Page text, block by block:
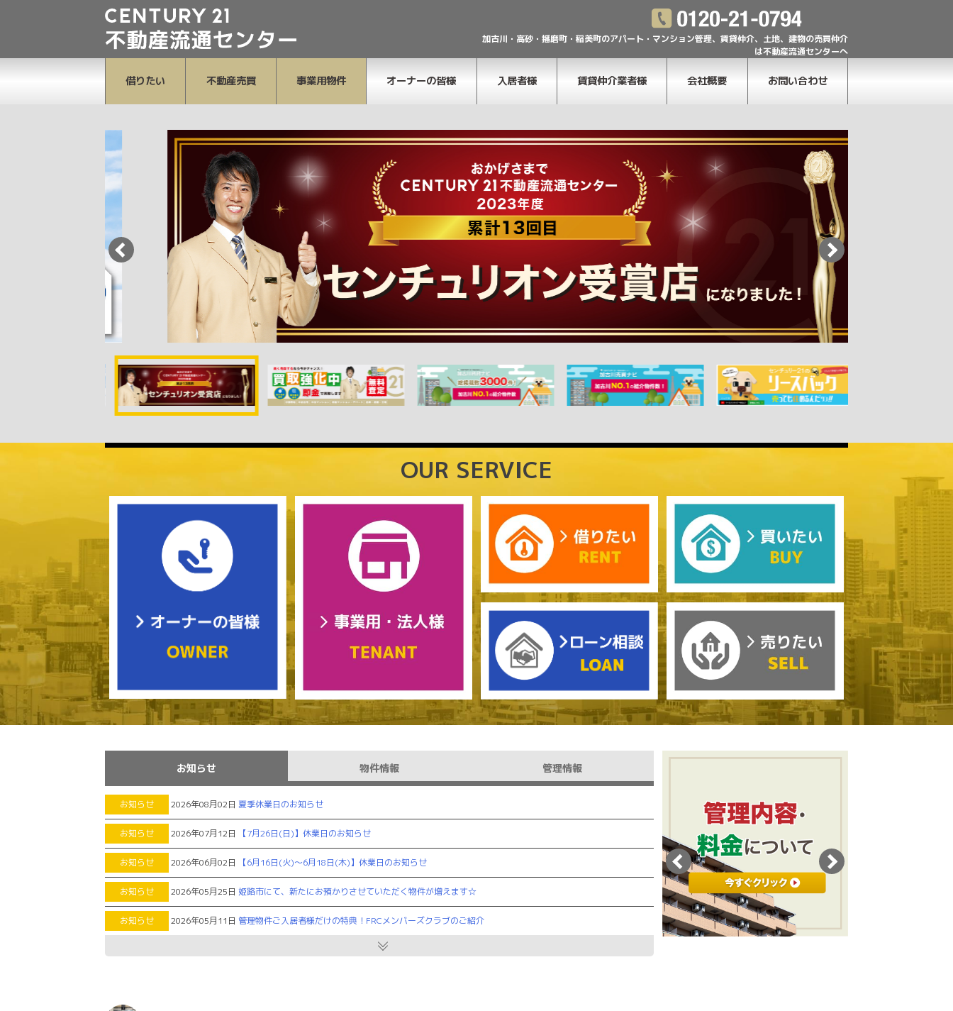
加古川・高砂・播磨町・稲美町のアパート・マンション管理、賃貸仲介、土地、建物の売買仲介
は不動産流通センターへ
借りたい
駅チカ物件
不動産売買
買いたい
売りたい
購入時の流れ
事業用物件 オーナーの皆様 入居者様
ご意見修繕希
望のご連絡
退去解約の受
付
ュアル
賃貸仲介業者様 会社概要
スタッフ紹介
求人募集
お問い合わせ
OUR SERVICE
お知らせ 物件情報 管理情報
お知らせ 2026年08月02日 夏季休業日のお知らせ
お知らせ 2026年07月12日 【7月26日(日)】休業日のお知らせ
お知らせ 2026年06月02日 【6月16日(火)～6月18日(木)】休業日のお知らせ
お知らせ 2026年05月25日 姫路市にて、新たにお預かりさせていただく物件が増えます☆
お知らせ 2026年05月11日 管理物件ご入居者様だけの特典！FRCメンバーズクラブのご紹介